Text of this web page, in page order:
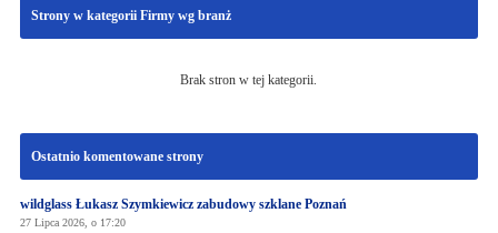
Strony w kategorii Firmy wg branż
Brak stron w tej kategorii.
Ostatnio komentowane strony
wildglass Łukasz Szymkiewicz zabudowy szklane Poznań
27 Lipca 2026, o 17:20